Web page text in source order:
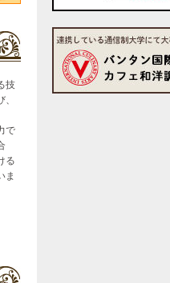
技
で
る
ま